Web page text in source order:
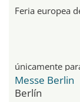
Feria europea
únicamente
Messe Berlin
Berlín